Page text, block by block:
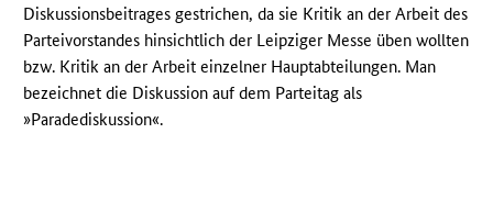
Diskussionsbeitrages gestrichen, da sie Kritik an der Arbeit des
Parteivorstandes hinsichtlich der Leipziger Messe üben wollten
bzw. Kritik an der Arbeit einzelner Hauptabteilungen. Man
bezeichnet die Diskussion auf dem Parteitag als
»Paradediskussion«.